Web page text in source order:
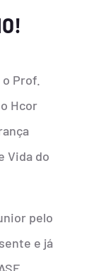
Prof.
Hcor
Vida do
pelo
e já